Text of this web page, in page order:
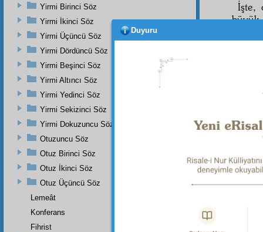
Yirmi Birinci Söz
Yirmi İkinci Söz
Yirmi Üçüncü Söz
Yirmi Dördüncü Söz
Yirmi Beşinci Söz
Yirmi Altıncı Söz
Yirmi Yedinci Söz
Yirmi Sekizinci Söz
Yirmi Dokuzuncu Söz
Otuzuncu Söz
Otuz Birinci Söz
Otuz İkinci Söz
Otuz Üçüncü Söz
Lemeât
Konferans
Fihrist
Duyuru